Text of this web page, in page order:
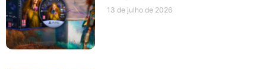
13 de julho de 2026